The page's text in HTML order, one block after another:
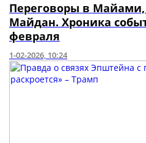
Переговоры в
Майдан. Хроника
февраля
1-02-2026, 10:24